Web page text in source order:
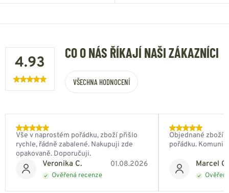
4.93
CO O NÁS ŘÍKAJÍ NAŠI ZÁKAZNÍCI
VŠECHNA HODNOCENÍ
Veronika C. 01.08.2026
Ověřená recenze
Vše v naprostém pořádku, zboží přišlo
rychle, řádně zabalené. Nakupuji zde
opakovaně. Doporučuji.
Marcel
Objednané zboží
pořádku.